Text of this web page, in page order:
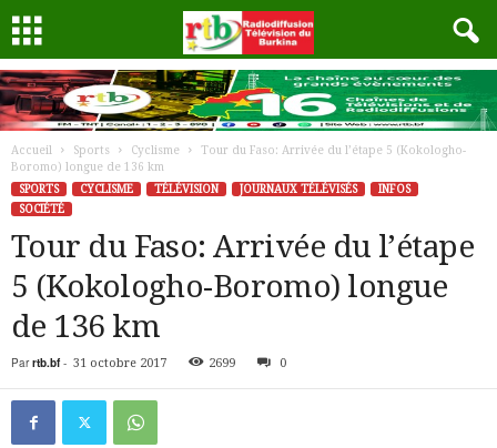
Accueil Sports Cyclisme
Tour du Faso: Arrivée du l’étape 5 (Kokologho-
Boromo) longue de 136 km
SPORTS
CYCLISME TÉLÉVISION JOURNAUX TÉLÉVISÉS
INFOS
SOCIÉTÉ
Tour du Faso: Arrivée du l’étape
5 (Kokologho-Boromo) longue
de 136 km
Par rtb.bf- 31 octobre 2017 2699 0